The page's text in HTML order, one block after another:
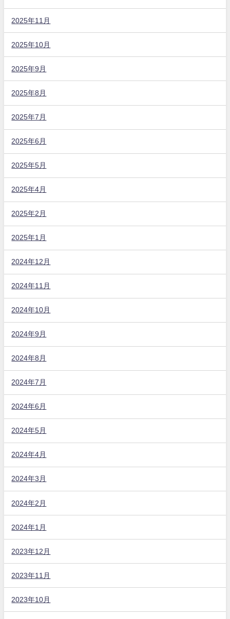
2025年11月
2025年10月
2025年9月
2025年8月
2025年7月
2025年6月
2025年5月
2025年4月
2025年2月
2025年1月
2024年12月
2024年11月
2024年10月
2024年9月
2024年8月
2024年7月
2024年6月
2024年5月
2024年4月
2024年3月
2024年2月
2024年1月
2023年12月
2023年11月
2023年10月